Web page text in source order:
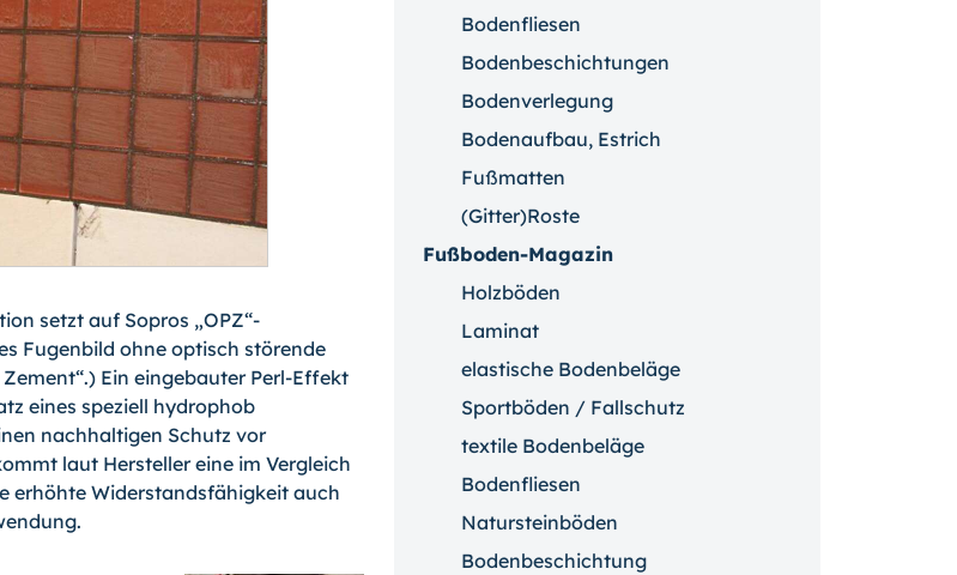
setzt auf Sopros „OPZ“-
Fugenbild ohne optisch stö­rende
Ein einge­bauter Perl-Effekt
eines speziell hydrophob
nach­haltigen Schutz vor
laut Hersteller eine im Vergleich
erhöhte Widerstandsfähigkeit auch
Bodenfliesen
Bodenbeschichtungen
Bodenverlegung
Bodenaufbau, Estrich
Fußmatten
(Gitter)Roste
Fußboden-Magazin
Holzböden
Laminat
elastische Bodenbeläge
Sportböden / Fallschutz
textile Bodenbeläge
Bodenfliesen
Natursteinböden
Bodenbeschichtung